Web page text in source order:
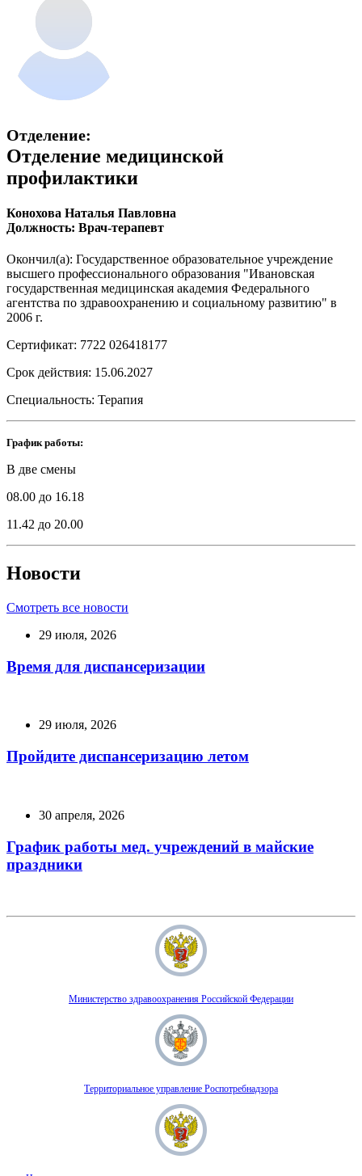
Отделение:
Отделение медицинской
профилактики
Конохова Наталья Павловна
Должность: Врач-терапевт
Окончил(а): Государственное образовательное учреждение
высшего профессионального образования "Ивановская
государственная медицинская академия Федерального
агентства по здравоохранению и социальному развитию" в
2006 г.
Сертификат: 7722 026418177
Срок действия: 15.06.2027
Специальность: Терапия
График работы:
В две смены
08.00 до 16.18
11.42 до 20.00
Новости
Смотреть все новости
29 июля, 2026
Время для диспансеризации
29 июля, 2026
Пройдите диспансеризацию летом
30 апреля, 2026
График работы мед. учреждений в майские
праздники
Министерство здравоохранения Российской Федерации
Территориальное управление Роспотребнадзора